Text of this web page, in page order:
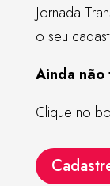
Jornada
o seu
Ainda não
Clique no